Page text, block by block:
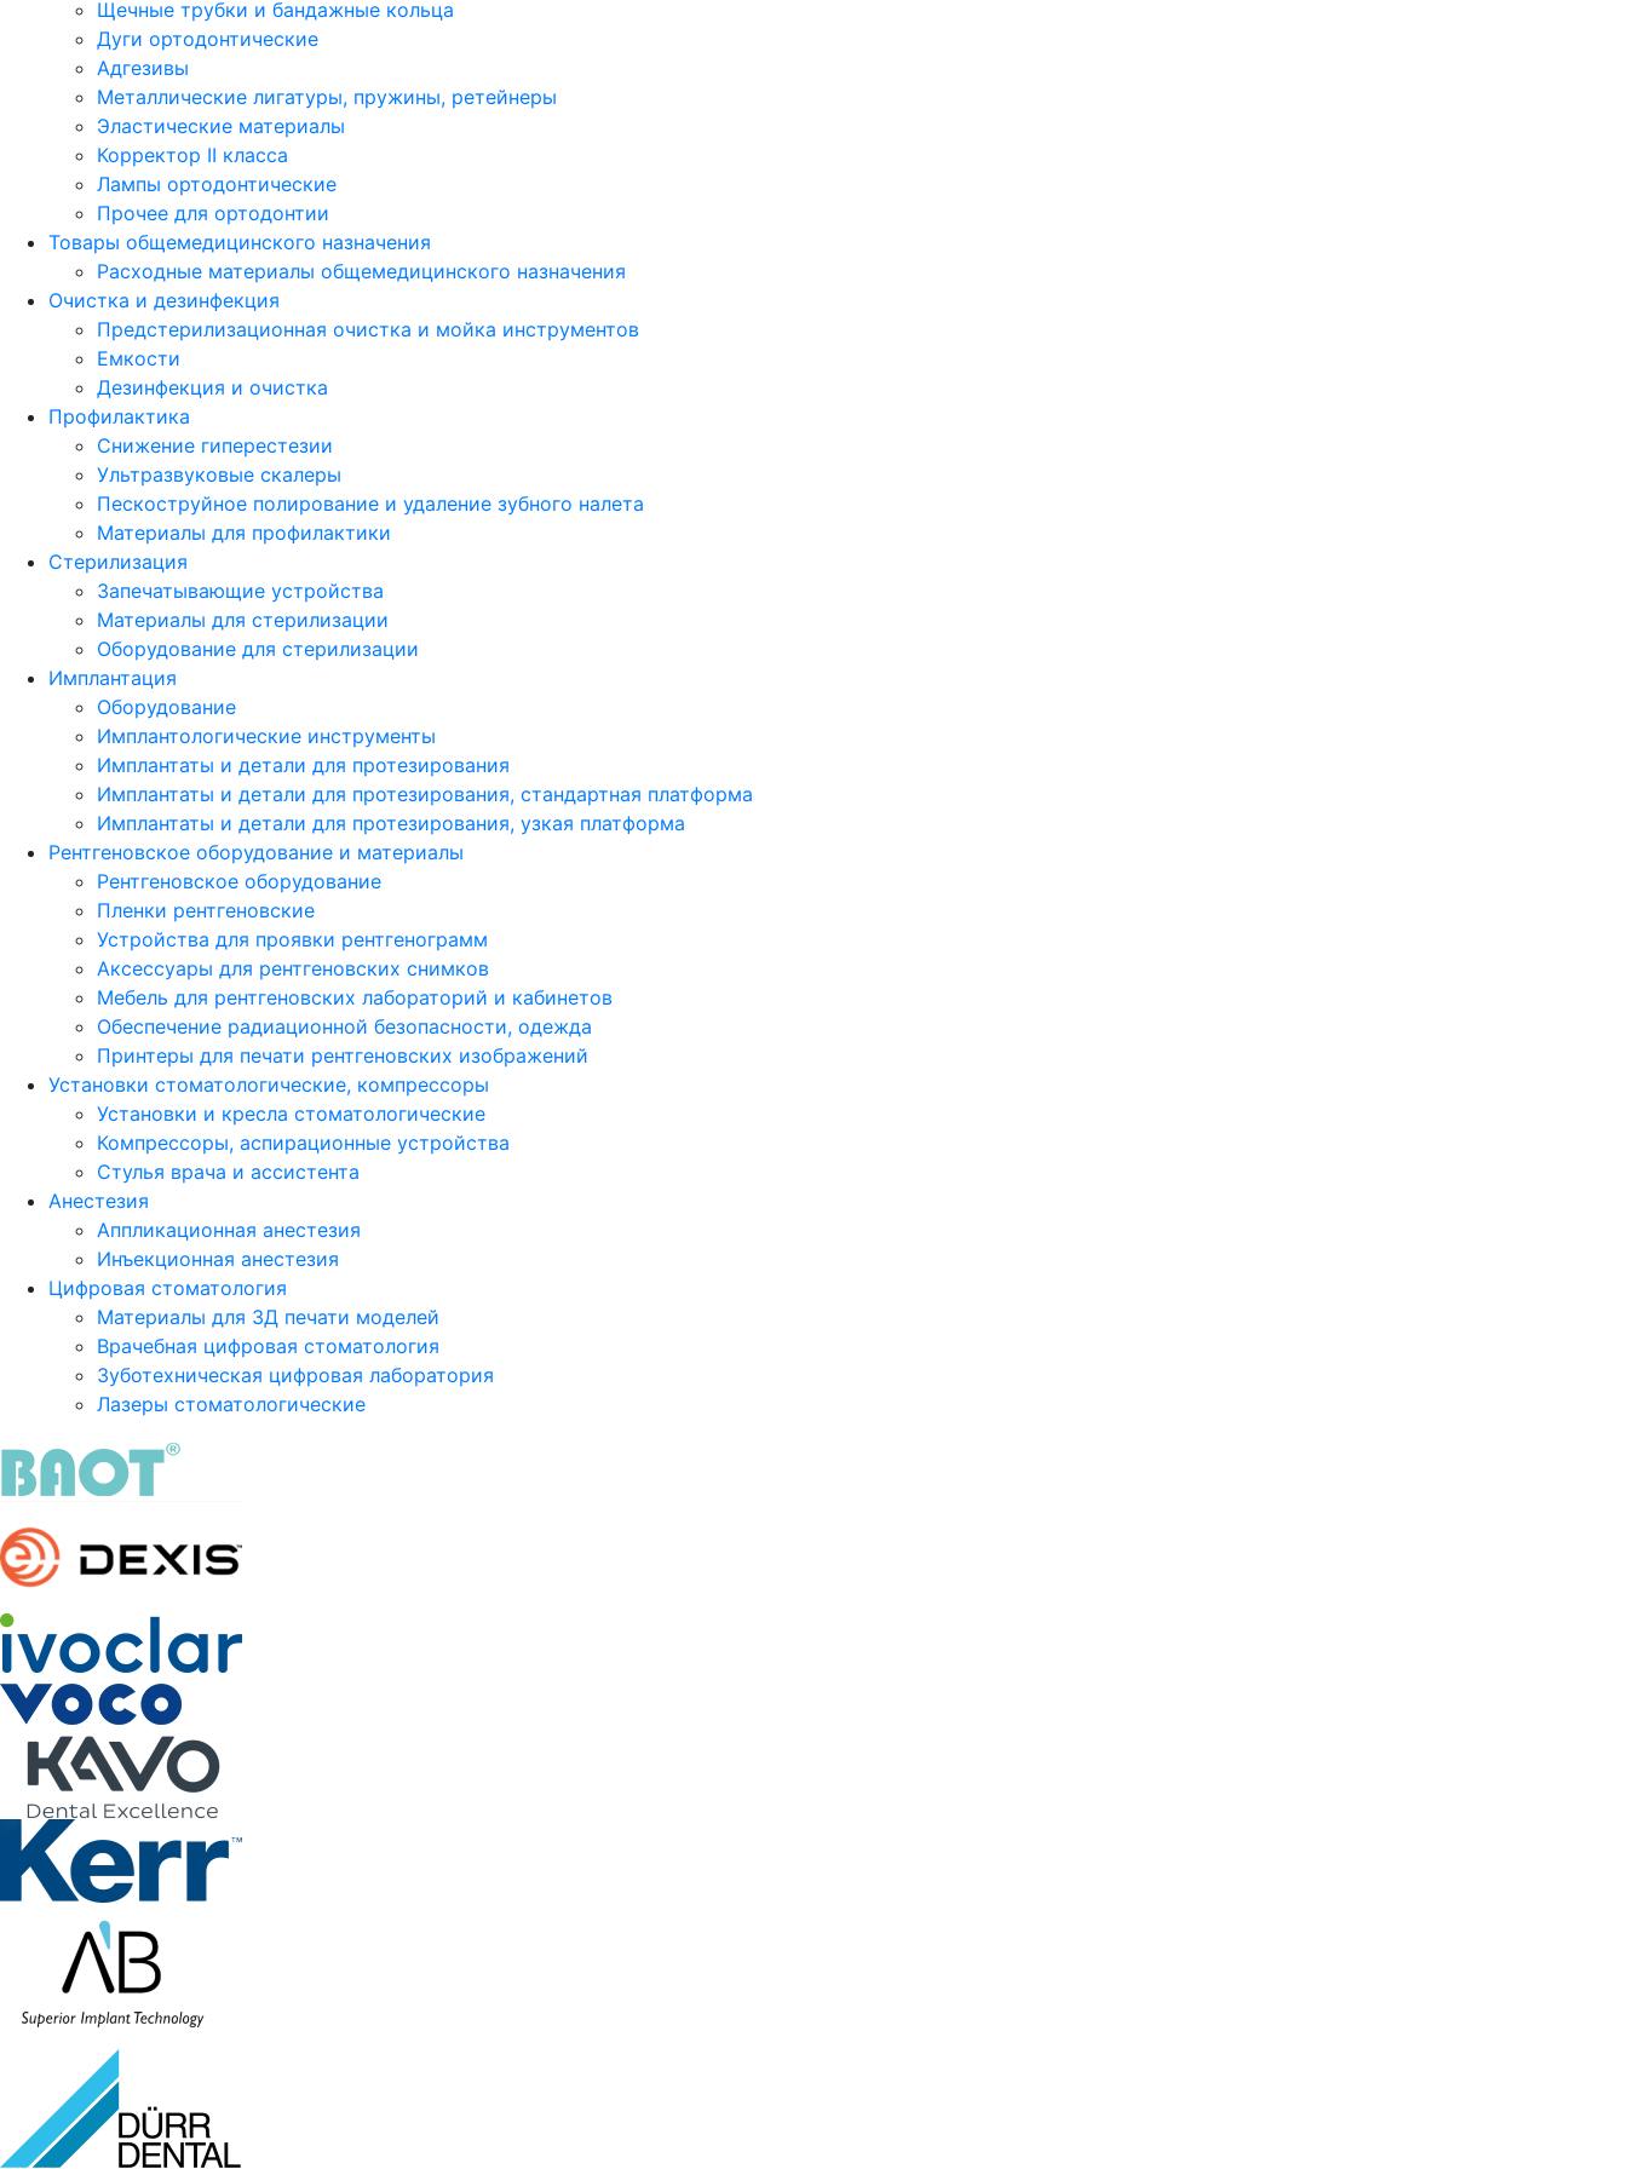
Щечные трубки и бандажные кольца
Дуги ортодонтические
Адгезивы
Металлические лигатуры, пружины, ретейнеры
Эластические материалы
Корректор II класса
Лампы ортодонтические
Прочее для ортодонтии
Товары общемедицинского назначения
Расходные материалы общемедицинского назначения
Очистка и дезинфекция
Предстерилизационная очистка и мойка инструментов
Емкости
Дезинфекция и очистка
Профилактика
Снижение гиперестезии
Ультразвуковые скалеры
Пескоструйное полирование и удаление зубного налета
Материалы для профилактики
Стерилизация
Запечатывающие устройства
Материалы для стерилизации
Оборудование для стерилизации
Имплантация
Оборудование
Имплантологические инструменты
Имплантаты и детали для протезирования
Имплантаты и детали для протезирования, стандартная платформа
Имплантаты и детали для протезирования, узкая платформа
Рентгеновское оборудование и материалы
Рентгеновское оборудование
Пленки рентгеновские
Устройства для проявки рентгенограмм
Аксессуары для рентгеновских снимков
Мебель для рентгеновских лабораторий и кабинетов
Обеспечение радиационной безопасности, одежда
Принтеры для печати рентгеновских изображений
Установки стоматологические, компрессоры
Установки и кресла стоматологические
Компрессоры, аспирационные устройства
Стулья врача и ассистента
Анестезия
Аппликационная анестезия
Инъекционная анестезия
Цифровая стоматология
Материалы для 3Д печати моделей
Врачебная цифровая стоматология
Зуботехническая цифровая лаборатория
Лазеры стоматологические